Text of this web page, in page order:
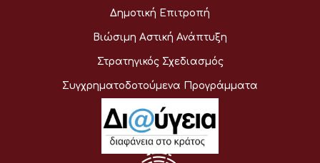
Δημοτική Επιτροπή
Βιώσιμη Αστική Ανάπτυξη
Στρατηγικός Σχεδιασμός
Συγχρηματοδοτούμενα Προγράμματα